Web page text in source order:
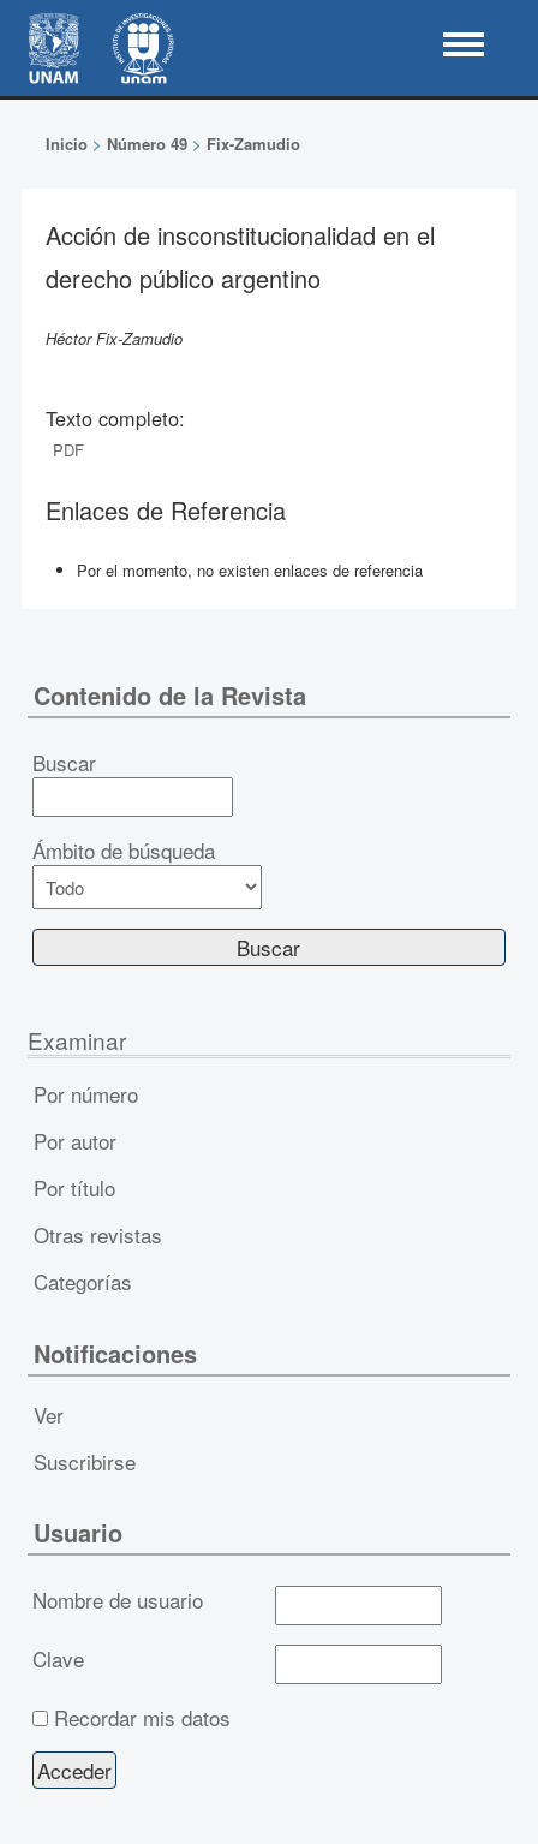
Inicio> Número 49> Fix-Zamudio
Acción de insconstitucionalidad en el
derecho público argentino
Héctor Fix-Zamudio
Texto completo:
PDF
Enlaces de Referencia
Por el momento, no existen enlaces de referencia
Contenido de la Revista
Buscar
Ámbito de búsqueda
Examinar
Por número
Por autor
Por título
Otras revistas
Categorías
Notificaciones
Ver
Suscribirse
Usuario
Nombre de usuario
Clave
Recordar mis datos